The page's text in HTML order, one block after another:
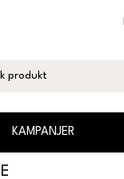
KAMPANJER